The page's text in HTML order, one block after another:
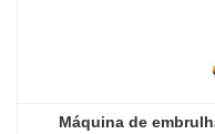
Máquina de